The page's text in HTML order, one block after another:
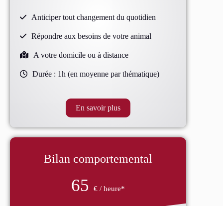
Anticiper tout changement du quotidien
Répondre aux besoins de votre animal
A votre domicile ou à distance
Durée : 1h (en moyenne par thématique)
En savoir plus
Bilan comportemental
65€ / heure*